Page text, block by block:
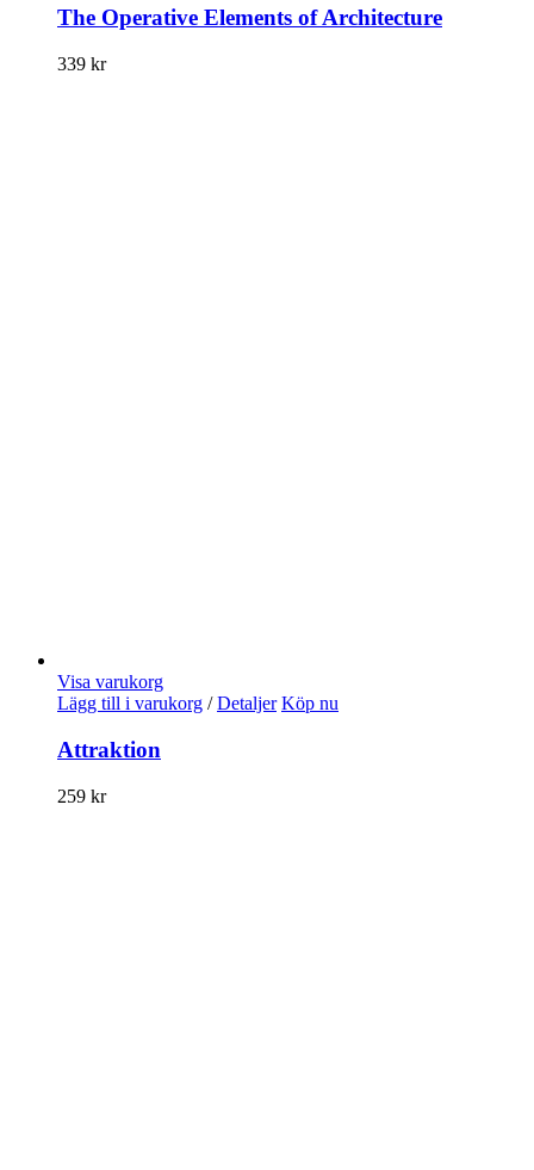
The Operative Elements of Architecture
339 kr
Visa varukorg
Lägg till i varukorg / Detaljer Köp nu
Attraktion
259 kr